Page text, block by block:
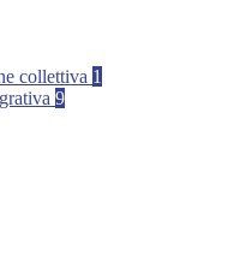
collettiva 1
9